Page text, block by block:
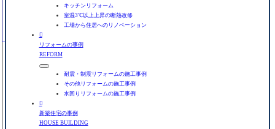
キッチンリフォーム
室温3℃以上上昇の断熱改修
工場から住居へのリノベーション

リフォームの事例
REFORM
耐震・制震リフォームの施工事例
その他リフォームの施工事例
水回りリフォームの施工事例

新築住宅の事例
HOUSE BUILDING